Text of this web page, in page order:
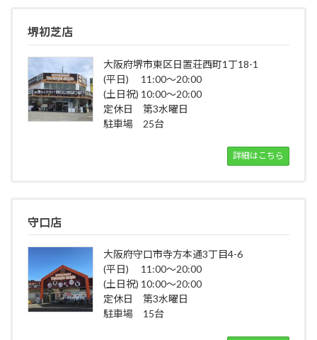
堺初芝店
大阪府堺市東区日置荘西町1丁18-1
(平日) 11:00～20:00
(土日祝) 10:00～20:00
定休日 第3水曜日
駐車場 25台
詳細はこちら
守口店
大阪府守口市寺方本通3丁目4-6
(平日) 11:00～20:00
(土日祝) 10:00～20:00
定休日 第3水曜日
駐車場 15台